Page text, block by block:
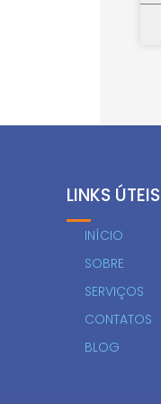
LINKS ÚTEIS
INÍCIO
SOBRE
SERVIÇOS
CONTATOS
BLOG